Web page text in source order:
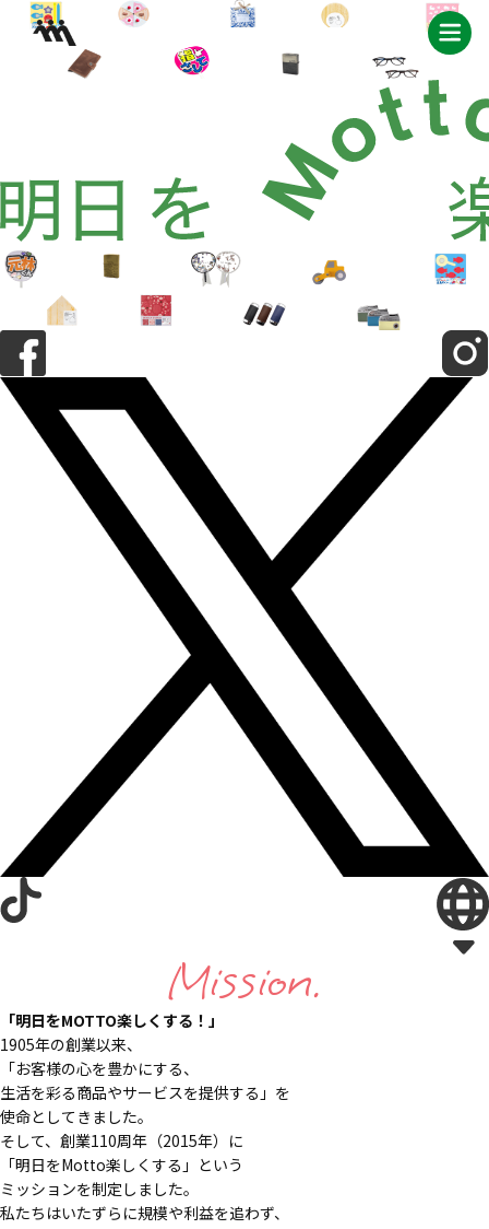
Mission.
「明日をMOTTO楽しくする！」
1905年の創業以来、
「お客様の心を豊かにする、
生活を彩る商品やサービスを提供する」を
使命としてきました。
そして、創業110周年（2015年）に
「明日をMotto楽しくする」という
ミッションを制定しました。
私たちはいたずらに規模や利益を追わず、